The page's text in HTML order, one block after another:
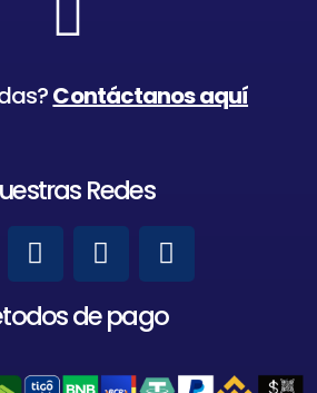
Contáctanos aquí
Redes
de pago